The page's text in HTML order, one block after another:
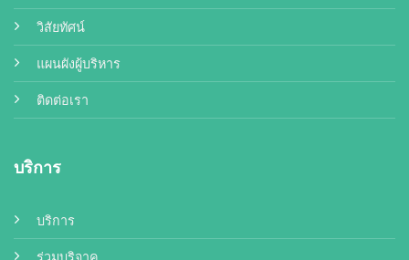
วิสัยทัศน์
แผนผังผู้บริหาร
ติดต่อเรา
บริการ
บริการ